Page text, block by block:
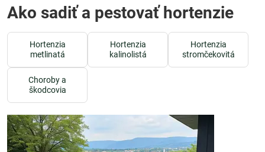
Ako sadiť a pestovať hortenzie
Hortenzia
metlinatá
Hortenzia
kalinolistá
Hortenzia
stromčekovitá
Choroby a
škodcovia